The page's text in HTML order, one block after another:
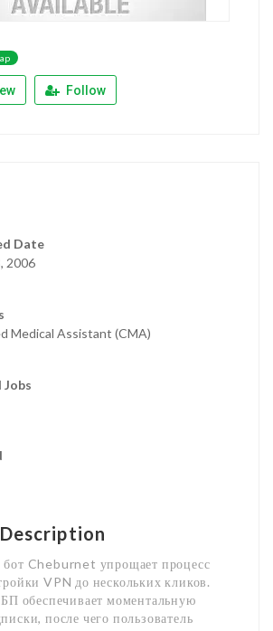
Follow
Date
2006
Medical Assistant (CMA)
Jobs
Cheburnet упрощает процесс
VPN до нескольких кликов.
обеспечивает моментальную
после чего пользователь